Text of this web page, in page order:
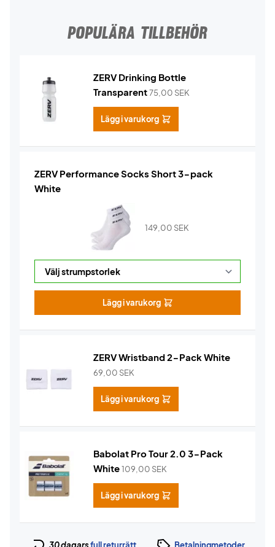
POPULÄRA TILLBEHÖR
ZERV Drinking Bottle
Transparent75,00 SEK
Lägg i varukorg
ZERV Performance Socks Short 3-pack
White
149,00 SEK
Lägg i varukorg
ZERV Wristband 2-Pack White
69,00 SEK
Lägg i varukorg
Babolat Pro Tour 2.0 3-Pack
White109,00 SEK
Lägg i varukorg
30 dagarsfull returrätt Betalningmetoder